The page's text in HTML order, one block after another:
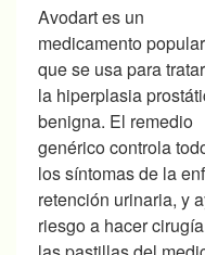
Avodart es un
medicamento popular
que se usa para tratar
la hiperplasia
benigna. El remedio
genérico controla
los síntomas de la
retención urinaria, y
riesgo a hacer